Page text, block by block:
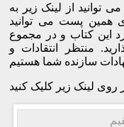
توانید از لینک زیر به
همین پست می توانید
این کتاب و در مجموع
منتظر انتقادات و